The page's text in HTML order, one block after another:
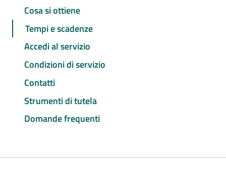
Cosa si ottiene
Tempi e scadenze
Accedi al servizio
Condizioni di servizio
Contatti
Strumenti di tutela
Domande frequenti